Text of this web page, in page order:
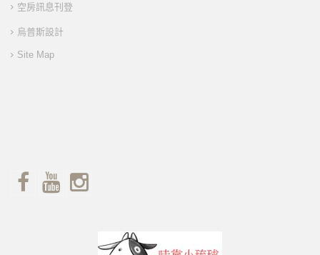
空房訊息刊登
烏普斯設計
Site Map